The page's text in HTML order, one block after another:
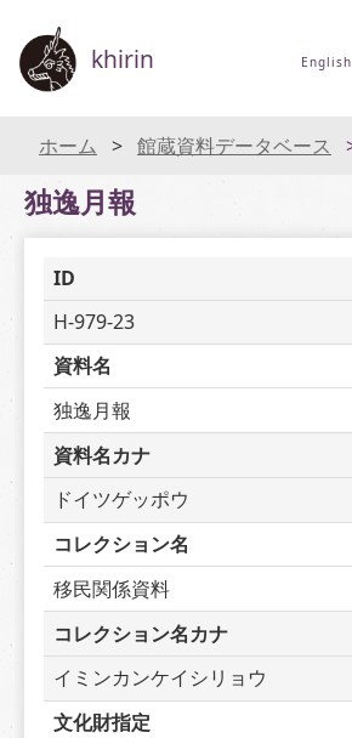
khirin English
ホーム 館蔵資料データベース
独逸月報
ID
H-979-23
資料名
独逸月報
資料名カナ
ドイツゲッポウ
コレクション名
移民関係資料
コレクション名カナ
イミンカンケイシリョウ
文化財指定